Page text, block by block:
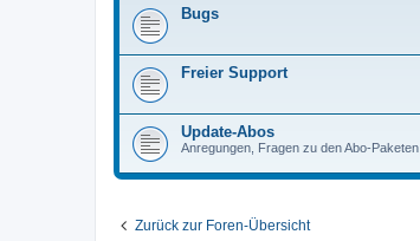
Bugs
Freier Support
Update-Abos
Anregungen, Fragen zu den Abo-Paketen
Zurück zur Foren-Übersicht